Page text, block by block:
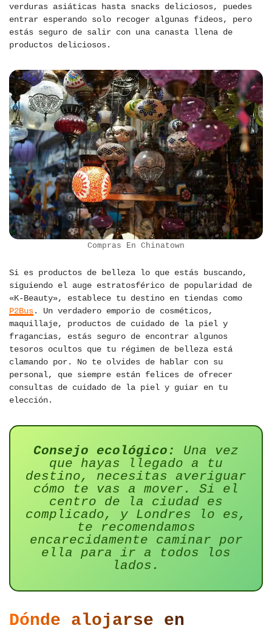
verduras asiáticas hasta snacks deliciosos, puedes
entrar esperando solo recoger algunas fideos, pero
estás seguro de salir con una canasta llena de
productos deliciosos.
Compras En Chinatown
Si es productos de belleza lo que estás buscando,
siguiendo el auge estratosférico de popularidad de
«K-Beauty», establece tu destino en tiendas como
P2Bus. Un verdadero emporio de cosméticos,
maquillaje, productos de cuidado de la piel y
fragancias, estás seguro de encontrar algunos
tesoros ocultos que tu régimen de belleza está
clamando por. No te olvides de hablar con su
personal, que siempre están felices de ofrecer
consultas de cuidado de la piel y guiar en tu
elección.
Consejo ecológico:
Una vez
que hayas llegado a tu
destino, necesitas averiguar
cómo te vas a mover. Si el
centro de la ciudad es
complicado, y Londres lo es,
te recomendamos
encarecidamente caminar por
ella para ir a todos los
lados.
Dónde alojarse en